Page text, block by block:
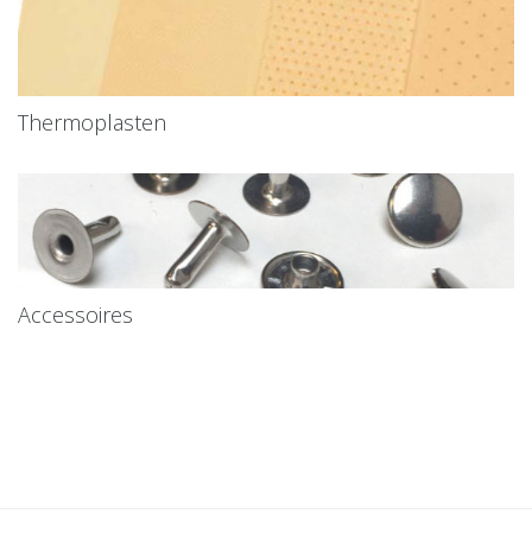
Thermoplasten
Accessoires